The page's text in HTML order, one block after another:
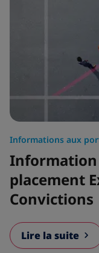
Informations aux
placement
Convictions
Lire la suite